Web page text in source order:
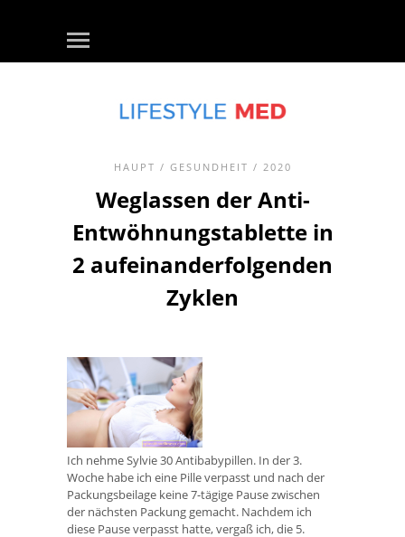
HAUPT / GESUNDHEIT / 2020
Weglassen der Anti-
Entwöhnungstablette in
2 aufeinanderfolgenden
Zyklen
Ich nehme Sylvie 30 Antibabypillen. In der 3.
Woche habe ich eine Pille verpasst und nach der
Packungsbeilage keine 7-tägige Pause zwischen
der nächsten Packung gemacht. Nachdem ich
diese Pause verpasst hatte, vergaß ich, die 5.